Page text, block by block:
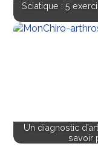
Sciatique : 5
Un diagnostic
savoir